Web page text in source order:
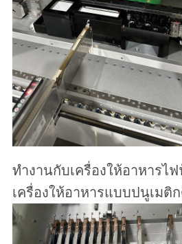
ทํางานกับเครื่องให้อาหารไฟ
เครื่องให้อาหารแบบปนูเมติ